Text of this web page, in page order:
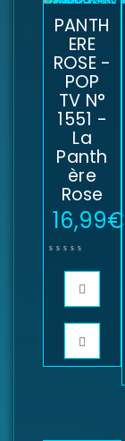
PANTH
ERE
ROSE -
POP
TV N°
1551 -
La
Panth
ère
Rose
16,99€